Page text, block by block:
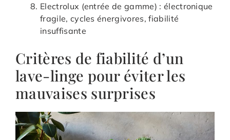
Electrolux (entrée de gamme) : électronique
fragile, cycles énergivores, fiabilité
insuffisante
Critères de fiabilité d’un
lave-linge pour éviter les
mauvaises surprises